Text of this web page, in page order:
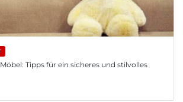
Tipps für ein sicheres und stilvolles